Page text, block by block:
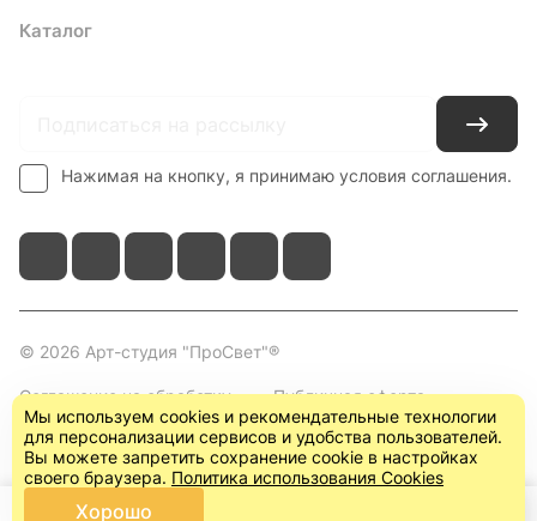
Каталог
Нажимая на кнопку, я принимаю условия соглашения.
© 2026 Арт-студия "ПроСвет"®
Соглашение на обработку
персональных данных
Публичная оферта
(пользовательское
соглашение)
Мы используем cookies и рекомендательные технологии
для персонализации сервисов и удобства пользователей.
Вы можете запретить сохранение cookie в настройках
своего браузера. Политика использования Cookies
Хорошо